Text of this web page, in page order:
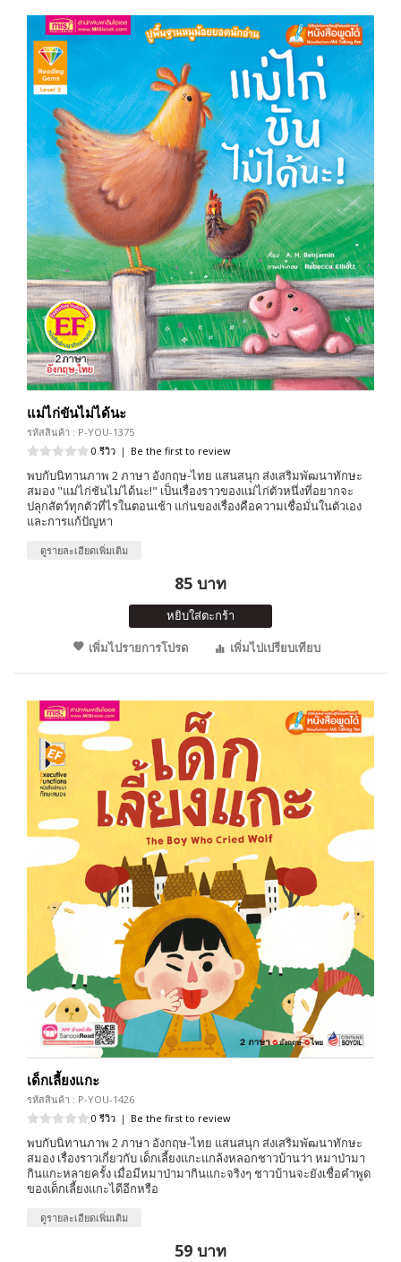
แม่ไก่ขันไม่ได้นะ
รหัสสินค้า : P-YOU-1375
0 รีวิว | Be the first to review
พบกับนิทานภาพ 2 ภาษา อังกฤษ-ไทย แสนสนุก ส่งเสริมพัฒนาทักษะ
สมอง "แม่ไก่ชันไม่ได้นะ!" เป็นเรื่องราวของแม่ไก่ตัวหนึ่งที่อยากจะ
ปลุกสัตว์ทุกตัวที่ไรในตอนเช้า แก่นของเรื่องคือความเชื่อมั่นในตัวเอง
และการแก้ปัญหา
ดูรายละเอียดเพิ่มเติม
85 บาท
หยิบใส่ตะกร้า
เพิ่มไปรายการโปรด
เพิ่มไปเปรียบเทียบ
เด็กเลี้ยงแกะ
รหัสสินค้า : P-YOU-1426
0 รีวิว | Be the first to review
พบกับนิทานภาพ 2 ภาษา อังกฤษ-ไทย แสนสนุก ส่งเสริมพัฒนาทักษะ
สมอง เรื่องราวเกี่ยวกับ เด็กเลี้ยงแกะแกล้งหลอกชาวบ้านว่า หมาป่ามา
กินแกะหลายครั้ง เมื่อมีหมาป่ามากินแกะจริงๆ ชาวบ้านจะยังเชื่อคำพูด
ของเด็กเลี้ยงแกะไดีอีกหรือ
ดูรายละเอียดเพิ่มเติม
59 บาท